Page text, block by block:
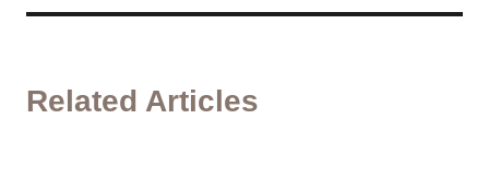
Related Articles